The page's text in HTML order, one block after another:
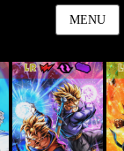
MENU
LR